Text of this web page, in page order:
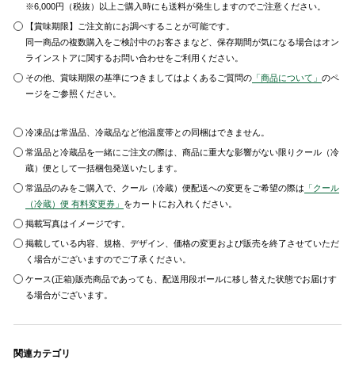
※6,000円（税抜）以上ご購入時にも送料が発生しますのでご注意ください。
【賞味期限】ご注文前にお調べすることが可能です。
同一商品の複数購入をご検討中のお客さまなど、保存期間が気になる場合はオン
ラインストアに関するお問い合わせをご利用ください。
その他、賞味期限の基準につきましてはよくあるご質問の 「商品について」のペ
ージをご参照ください。
冷凍品は常温品、冷蔵品など他温度帯との同梱はできません。
常温品と冷蔵品を一緒にご注文の際は、商品に重大な影響がない限りクール（冷
蔵）便として一括梱包発送いたします。
常温品のみをご購入で、クール（冷蔵）便配送への変更をご希望の際は 「クール
（冷蔵）便 有料変更券」 をカートにお入れください。
掲載写真はイメージです。
掲載している内容、規格、デザイン、価格の変更および販売を終了させていただ
く場合がございますのでご了承ください。
ケース(正箱)販売商品であっても、配送用段ボールに移し替えた状態でお届けす
る場合がございます。
関連カテゴリ